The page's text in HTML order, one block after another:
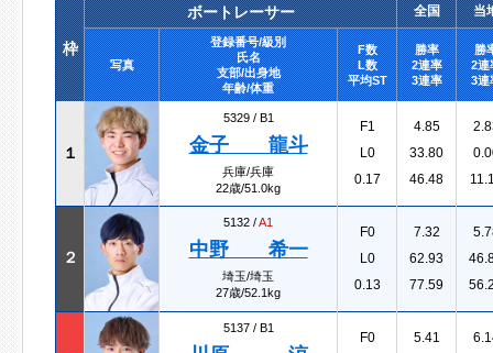
枠
ボートレーサー 全国 当
写真
登録番号/級別
氏名
支部/出身地
年齢/体重
F数
L数
平均ST
勝率
2連率
3連率
勝
2連
3連
１
5329 / B1
金子 龍斗
兵庫/兵庫
22歳/51.0kg
F1
L0
0.17
4.85
33.80
46.48
２
5132 /A1
中野 希一
埼玉/埼玉
27歳/52.1kg
F0
L0
0.13
7.32
62.93
77.59
5137 / B1
F0
5.41